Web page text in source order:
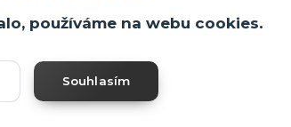
používáme na webu cookies.
Souhlasím